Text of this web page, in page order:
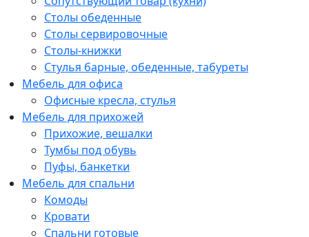
Столы обеденные
Столы сервировочные
Столы-книжки
Стулья барные, обеденные, табуреты
Мебель для офиса
Офисные кресла, стулья
Мебель для прихожей
Прихожие, вешалки
Тумбы под обувь
Пуфы, банкетки
Мебель для спальни
Комоды
Кровати
Спальни готовые